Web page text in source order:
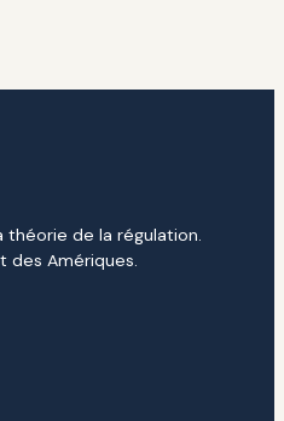
de la régulation.
des Amériques.